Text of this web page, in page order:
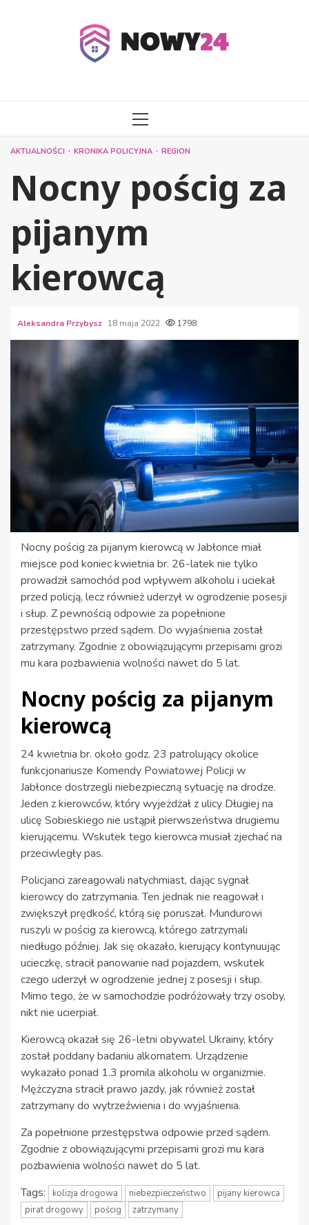
MENU
AKTUALNOŚCI KRONIKA POLICYJNA REGION
Nocny pościg za
pijanym
kierowcą
Aleksandra Przybysz 18 maja 2022 1798
Nocny pościg za pijanym kierowcą w Jabłonce miał
miejsce pod koniec kwietnia br. 26-latek nie tylko
prowadził samochód pod wpływem alkoholu i uciekał
przed policją, lecz również uderzył w ogrodzenie posesji
i słup. Z pewnością odpowie za popełnione
przestępstwo przed sądem. Do wyjaśnienia został
zatrzymany. Zgodnie z obowiązującymi przepisami grozi
mu kara pozbawienia wolności nawet do 5 lat.
Nocny pościg za pijanym
kierowcą
24 kwietnia br. około godz. 23 patrolujący okolice
funkcjonariusze Komendy Powiatowej Policji w
Jabłonce dostrzegli niebezpieczną sytuację na drodze.
Jeden z kierowców, który wyjeżdżał z ulicy Długiej na
ulicę Sobieskiego nie ustąpił pierwszeństwa drugiemu
kierującemu. Wskutek tego kierowca musiał zjechać na
przeciwległy pas.
Policjanci zareagowali natychmiast, dając sygnał
kierowcy do zatrzymania. Ten jednak nie reagował i
zwiększył prędkość, którą się poruszał. Mundurowi
ruszyli w pościg za kierowcą, którego zatrzymali
niedługo później. Jak się okazało, kierujący kontynuując
ucieczkę, stracił panowanie nad pojazdem, wskutek
czego uderzył w ogrodzenie jednej z posesji i słup.
Mimo tego, że w samochodzie podróżowały trzy osoby,
nikt nie ucierpiał.
Kierowcą okazał się 26-letni obywatel Ukrainy, który
został poddany badaniu alkomatem. Urządzenie
wykazało ponad 1.3 promila alkoholu w organizmie.
Mężczyzna stracił prawo jazdy, jak również został
zatrzymany do wytrzeźwienia i do wyjaśnienia.
Za popełnione przestępstwa odpowie przed sądem.
Zgodnie z obowiązującymi przepisami grozi mu kara
pozbawienia wolności nawet do 5 lat.
Tags:
kolizja drogowa niebezpieczeństwo
pijany kierowca
pirat drogowy
pościg zatrzymany